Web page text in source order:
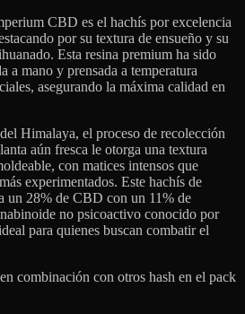
CBD es el hachís por excelencia
por su textura de ensueño y su
Esta resina premium ha sido
a mano y prensada a temperatura
asegurando la máxima calidad en
Himalaya, el proceso de recolección
aún fresca le otorga una textura
con matices intensos que
experimentados. Este hachís de
un 28% de CBD con un 11% de
no psicoactivo conocido por
para quienes buscan combatir el
combinación con otros hash en el pack